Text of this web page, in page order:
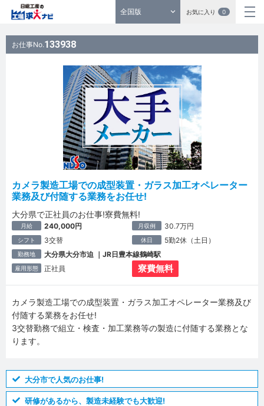
全国版 お気に入り 0
お仕事No.133938
カメラ製造工場での成型装置・ガラス加工オペレーター
業務及び付随する業務をお任せ!
大分県で正社員のお仕事!寮費無料!
月給 240,000円 月収例 30.7万円
シフト 3交替 休日 5勤2休（土日）
勤務地 大分県大分市迫 ｜JR日豊本線鶴崎駅
雇用形態 正社員 寮費無料
カメラ製造工場での成型装置・ガラス加工オペレーター業務及び
付随する業務をお任せ!
3交替勤務で組立・検査・加工業務等の製造に付随する業務とな
ります。
大分市で人気のお仕事!
研修があるから、製造未経験でも大歓迎!